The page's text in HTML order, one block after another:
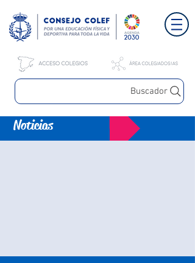
Buscador
Noticias